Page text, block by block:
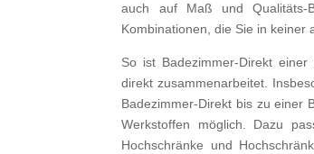
auch auf Maß und Qualitäts-
Kombinationen, die Sie in keiner
So ist Badezimmer-Direkt
direkt zusammenarbeitet.
Badezimmer-Direkt bis zu einer
Werkstoffen möglich. Dazu
Hochschränke und